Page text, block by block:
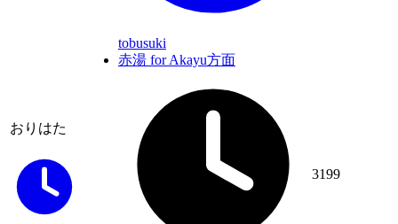
おりはた
tobusuki
赤湯 for Akayu方面
3199